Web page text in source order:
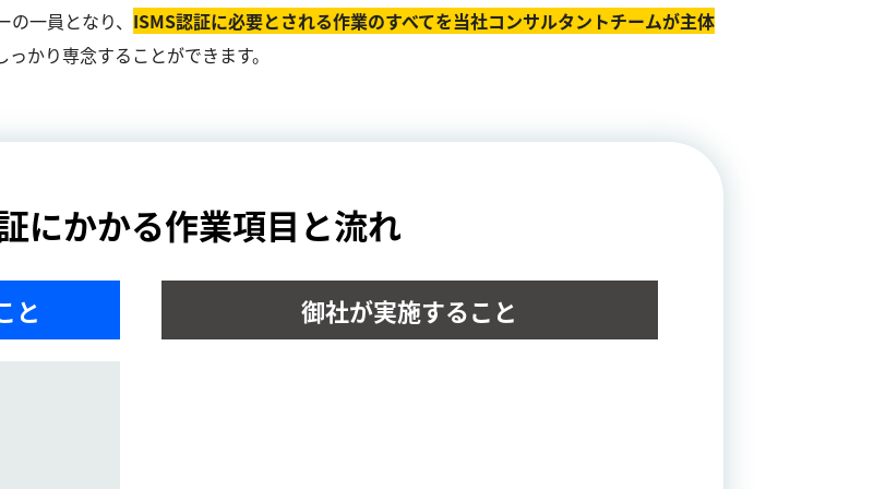
一員となり、 ISMS認証に必要とされる作業のすべてを当社コンサルタントチームが主体
かり専念することができます。
にかかる作業項目と流れ
と 御社が実施すること